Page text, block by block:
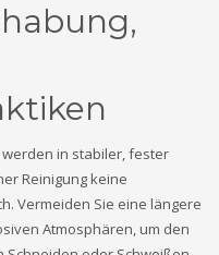
werden in stabiler, fester
Reinigung keine
Vermeiden Sie eine längere
Atmosphären, um den